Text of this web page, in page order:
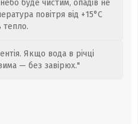
буде чистим, опадів не
повітря від +15°C
тепло.
Якщо вода в річці
— без завірюх."